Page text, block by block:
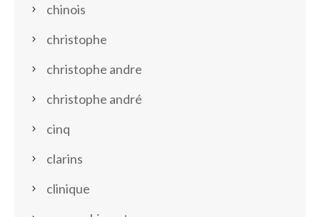
chinois
christophe
christophe andre
christophe andré
cinq
clarins
clinique